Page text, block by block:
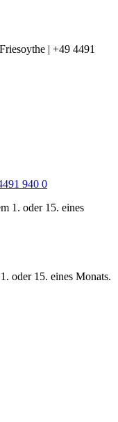
| +49 4491
940 0
oder 15. eines Monats.